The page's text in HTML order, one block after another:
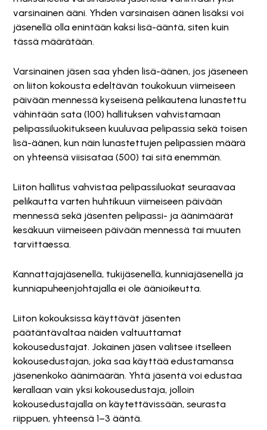
varsinainen ääni. Yhden varsinaisen äänen lisäksi voi
jäsenellä olla enintään kaksi lisä-ääntä, siten kuin
tässä määrätään.
Varsinainen jäsen saa yhden lisä-äänen, jos jäseneen
on liiton kokousta edeltävän toukokuun viimeiseen
päivään mennessä kyseisenä pelikautena lunastettu
vähintään sata (100) hallituksen vahvistamaan
pelipassiluokitukseen kuuluvaa pelipassia sekä toisen
lisä-äänen, kun näin lunastettujen pelipassien määrä
on yhteensä viisisataa (500) tai sitä enemmän.
Liiton hallitus vahvistaa pelipassiluokat seuraavaa
pelikautta varten huhtikuun viimeiseen päivään
mennessä sekä jäsenten pelipassi- ja äänimäärät
kesäkuun viimeiseen päivään mennessä tai muuten
tarvittaessa.
Kannattajajäsenellä, tukijäsenellä, kunniajäsenellä ja
kunniapuheenjohtajalla ei ole äänioikeutta.
Liiton kokouksissa käyttävät jäsenten
päätäntävaltaa näiden valtuuttamat
kokousedustajat. Jokainen jäsen valitsee itselleen
kokousedustajan, joka saa käyttää edustamansa
jäsenenkoko äänimäärän. Yhtä jäsentä voi edustaa
kerallaan vain yksi kokousedustaja, jolloin
kokousedustajalla on käytettävissään, seurasta
riippuen, yhteensä 1–3 ääntä.